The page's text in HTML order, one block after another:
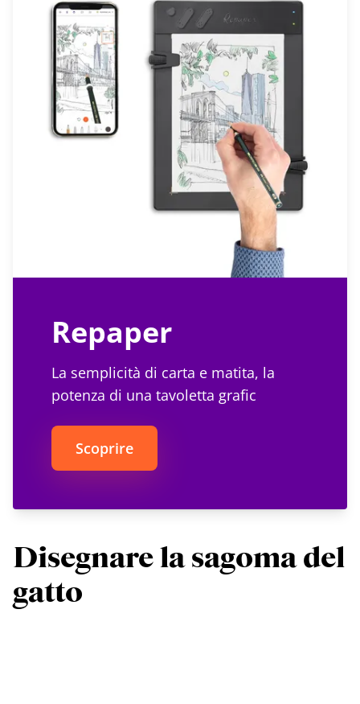
Repaper
La semplicità di carta e matita, la
potenza di una tavoletta grafic
Scoprire
Disegnare la sagoma del
gatto